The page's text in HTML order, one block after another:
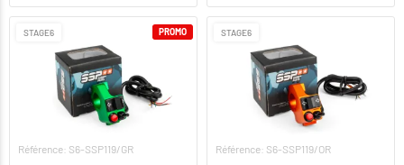
STAGE6
Référence: S6-SSP119/GR
PROMO STAGE6
Référence: S6-SSP119/OR